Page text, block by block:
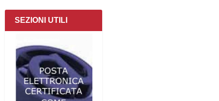
SEZIONI UTILI